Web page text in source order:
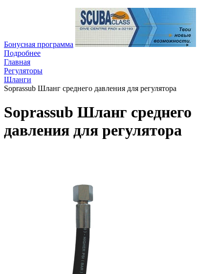
Бонусная программа
Подробнее
Главная
Регуляторы
Шланги
Soprassub Шланг среднего давления для регулятора
Soprassub Шланг среднего
давления для регулятора